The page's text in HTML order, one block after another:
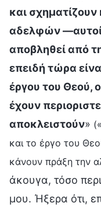
και
αδελφών
αποβληθεί από
επειδή τώρα
έργου του Θεού,
έχουν
αποκλειστούν»
και το έργο του
κάνουν πράξη την
άκουγα, τόσο
μου. Ήξερα ότι,